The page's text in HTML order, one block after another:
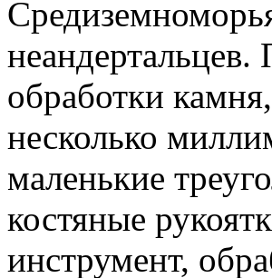
обработки
несколько
маленькие
костяные
инструмент,